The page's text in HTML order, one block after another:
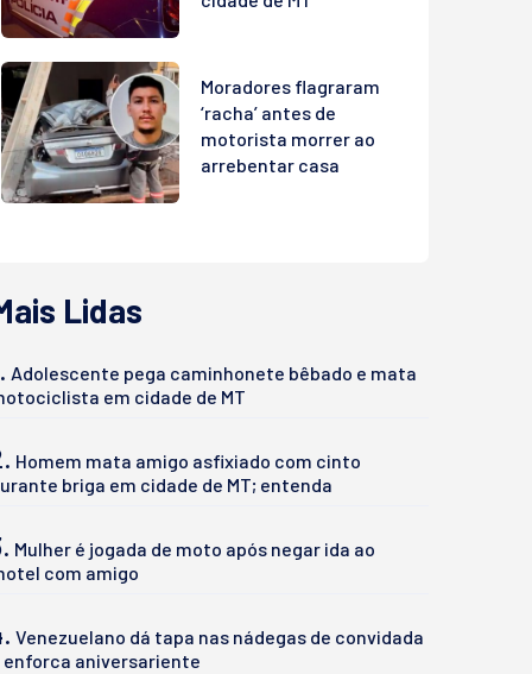
Moradores flagraram
‘racha’ antes de
motorista morrer ao
arrebentar casa
Lidas
Adolescente pega caminhonete bêbado e mata
em cidade de MT
Homem mata amigo asfixiado com cinto
briga em cidade de MT; entenda
Mulher é jogada de moto após negar ida ao
com amigo
Venezuelano dá tapa nas nádegas de convidada
enforca aniversariente